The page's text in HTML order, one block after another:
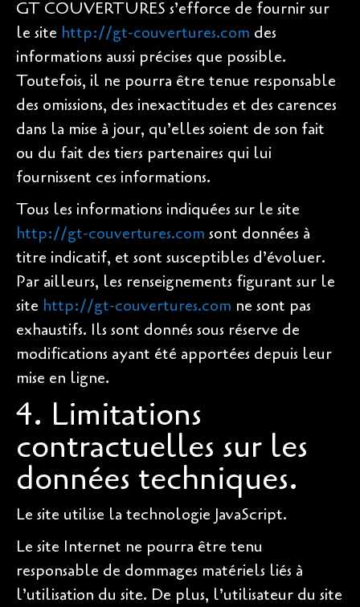
GT COUVERTURES s’efforce de fournir sur
le site http://gt-couvertures.com des
informations aussi précises que possible.
Toutefois, il ne pourra être tenue responsable
des omissions, des inexactitudes et des carences
dans la mise à jour, qu’elles soient de son fait
ou du fait des tiers partenaires qui lui
fournissent ces informations.
Tous les informations indiquées sur le site
http://gt-couvertures.com sont données à
titre indicatif, et sont susceptibles d’évoluer.
Par ailleurs, les renseignements figurant sur le
site http://gt-couvertures.com ne sont pas
exhaustifs. Ils sont donnés sous réserve de
modifications ayant été apportées depuis leur
mise en ligne.
4. Limitations
contractuelles sur les
données techniques.
Le site utilise la technologie JavaScript.
Le site Internet ne pourra être tenu
responsable de dommages matériels liés à
l’utilisation du site. De plus, l’utilisateur du site